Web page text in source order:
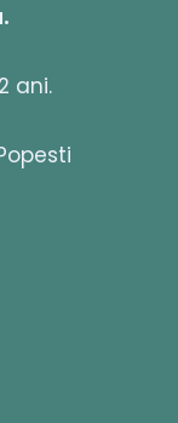
ani.